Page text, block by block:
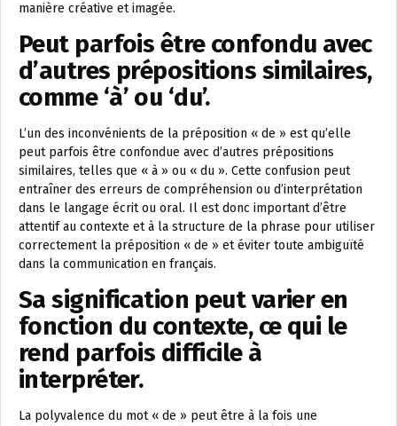
manière créative et imagée.
Peut parfois être confondu avec
d’autres prépositions similaires,
comme ‘à’ ou ‘du’.
L’un des inconvénients de la préposition « de » est qu’elle
peut parfois être confondue avec d’autres prépositions
similaires, telles que « à » ou « du ». Cette confusion peut
entraîner des erreurs de compréhension ou d’interprétation
dans le langage écrit ou oral. Il est donc important d’être
attentif au contexte et à la structure de la phrase pour utiliser
correctement la préposition « de » et éviter toute ambiguïté
dans la communication en français.
Sa signification peut varier en
fonction du contexte, ce qui le
rend parfois difficile à
interpréter.
La polyvalence du mot « de » peut être à la fois une